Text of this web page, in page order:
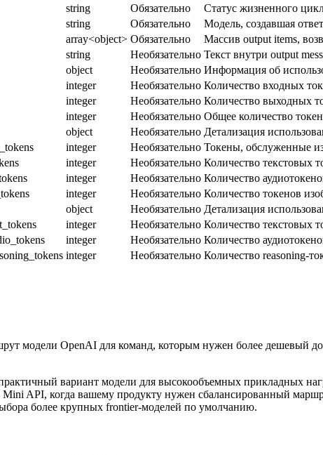
string Обязательно
Статус жизненного
string Обязательно
Модель, создавшая
array<object> Обязательно
Массив output items,
string Необязательно Текст внутри output
object Необязательно Информация об
integer Необязательно Количество входных
integer Необязательно Количество выходных
integer Необязательно Общее количество
object Необязательно Детализация
integer Необязательно Токены, обслуженные
integer Необязательно Количество текстовых
integer Необязательно Количество
integer Необязательно Количество токенов
object Необязательно Детализация
integer Необязательно Количество текстовых
integer Необязательно Количество
integer Необязательно Количество reasoning-
модели OpenAI для команд, которым нужен более дешевый
вариант модели для высокообъемных прикладных
Mini API, когда вашему продукту нужен сбалансированный
более крупных frontier-моделей по умолчанию.